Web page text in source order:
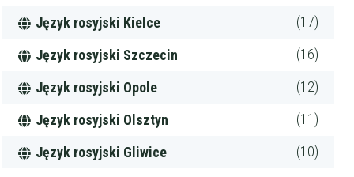
Język rosyjski Kielce (17)
Język rosyjski Szczecin (16)
Język rosyjski Opole (12)
Język rosyjski Olsztyn (11)
Język rosyjski Gliwice (10)